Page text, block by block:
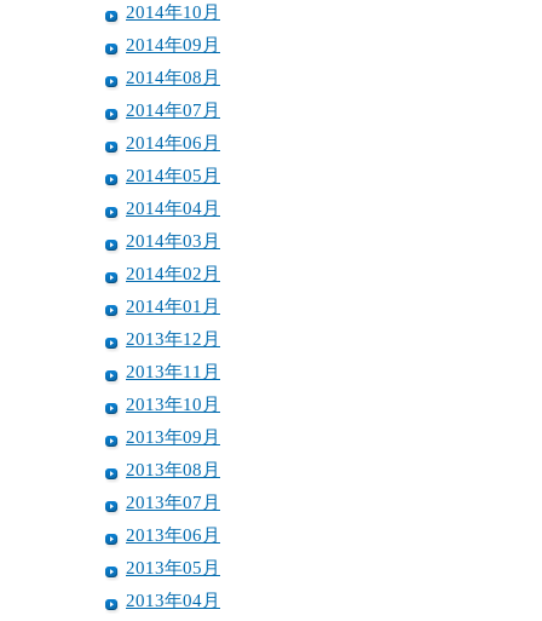
2014年10月
2014年09月
2014年08月
2014年07月
2014年06月
2014年05月
2014年04月
2014年03月
2014年02月
2014年01月
2013年12月
2013年11月
2013年10月
2013年09月
2013年08月
2013年07月
2013年06月
2013年05月
2013年04月